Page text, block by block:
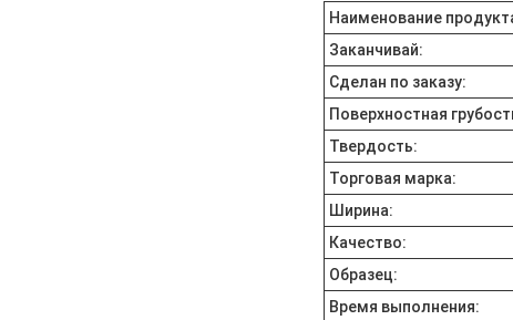
Наименование
Заканчивай:
Сделан по заказу:
Поверхностная
Твердость:
Торговая марка:
Ширина:
Качество:
Образец:
Время выполнения: